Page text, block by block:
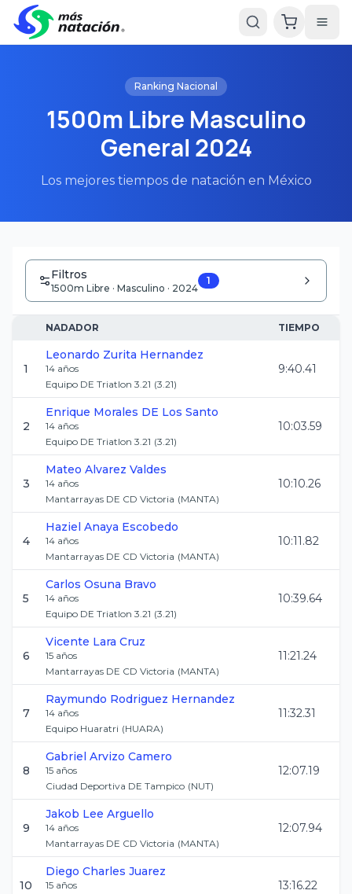
Ranking Nacional
1500m Libre Masculino
General 2024
Los mejores tiempos de natación en México
Filtros
1500m Libre · Masculino · 2024
1
NADADOR TIEMPO
1
Leonardo Zurita Hernandez
14 años
Equipo DE Triatlon 3.21 (3.21)
9:40.41
2
Enrique Morales DE Los Santo
14 años
Equipo DE Triatlon 3.21 (3.21)
10:03.59
3
Mateo Alvarez Valdes
14 años
Mantarrayas DE CD Victoria (MANTA)
10:10.26
4
Haziel Anaya Escobedo
14 años
Mantarrayas DE CD Victoria (MANTA)
10:11.82
5
Carlos Osuna Bravo
14 años
Equipo DE Triatlon 3.21 (3.21)
10:39.64
6
Vicente Lara Cruz
15 años
Mantarrayas DE CD Victoria (MANTA)
11:21.24
7
Raymundo Rodriguez Hernandez
14 años
Equipo Huaratri (HUARA)
11:32.31
8
Gabriel Arvizo Camero
15 años
Ciudad Deportiva DE Tampico (NUT)
12:07.19
9
Jakob Lee Arguello
14 años
Mantarrayas DE CD Victoria (MANTA)
12:07.94
10
Diego Charles Juarez
15 años
13:16.22